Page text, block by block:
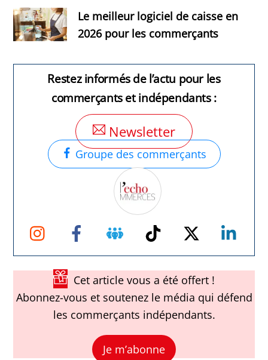
Le meilleur logiciel de caisse en
2026 pour les commerçants
Restez informés de l’actu pour les
commerçants et indépendants :
Newsletter
Groupe des commerçants
Instagram Facebook Groupe
Facebook
TikTok Twitter
Cet article vous a été offert !
Abonnez-vous et soutenez le média qui défend
les commerçants indépendants.
Je m’abonne